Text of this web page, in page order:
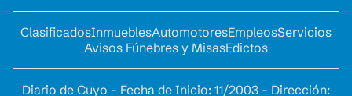
ClasificadosInmueblesAutomotoresEmpleosServicios
Avisos Fúnebres y MisasEdictos
Diario de Cuyo - Fecha de Inicio: 11/2003 - Dirección: